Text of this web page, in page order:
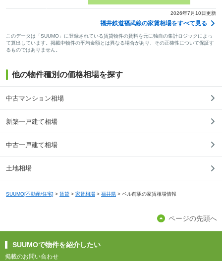
2026年7月10日更新
福井鉄道福武線の家賃相場をすべて見る
このデータは「SUUMO」に登録されている賃貸物件の賃料を元に独自の集計ロジックによっ
て算出しています。掲載中物件の平均金額とは異なる場合があり、その正確性について保証す
るものではありません。
他の物件種別の価格相場を探す
中古マンション相場
新築一戸建て相場
中古一戸建て相場
土地相場
SUUMO[不動産/住宅] > 賃貸 > 家賃相場 > 福井県 > ベル前駅の家賃相場情報
ページの先頭へ
SUUMOで物件を紹介したい
掲載のお問い合わせ